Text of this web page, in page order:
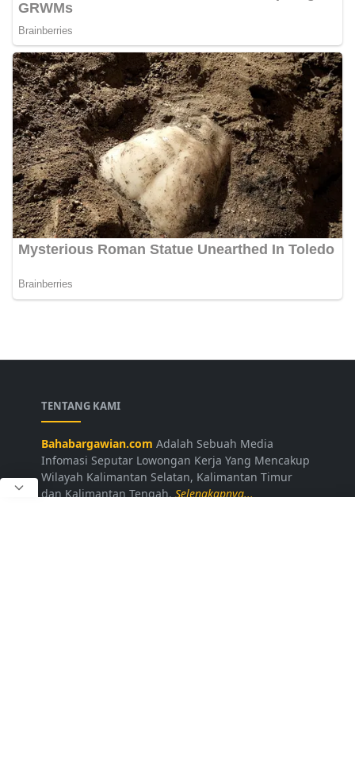
TENTANG KAMI
Bahabargawian.com Adalah Sebuah Media
Infomasi Seputar Lowongan Kerja Yang Mencakup
Wilayah Kalimantan Selatan, Kalimantan Timur
dan Kalimantan Tengah.Selengkapnya...